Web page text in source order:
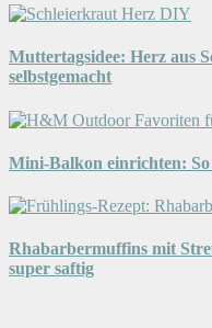
Muttertagsidee: Herz aus
selbstgemacht
Mini-Balkon einrichten:
Rhabarbermuffins mit
super saftig